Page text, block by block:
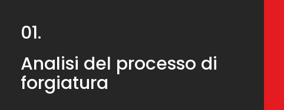
01.
Analisi del processo di
forgiatura